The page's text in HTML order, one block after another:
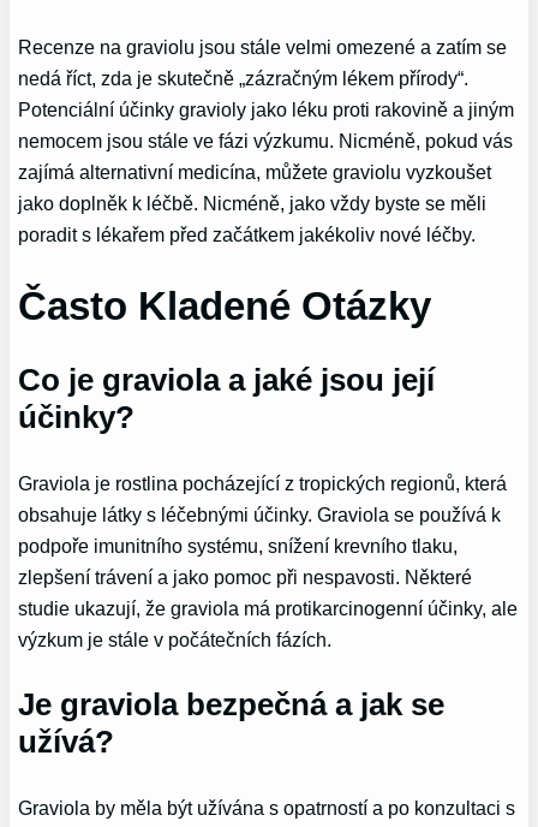
Recenze na graviolu jsou stále velmi omezené a zatím se
nedá říct, zda je skutečně „zázračným lékem přírody“.
Potenciální účinky gravioly jako léku proti rakovině a jiným
nemocem jsou stále ve fázi výzkumu. Nicméně, pokud vás
zajímá alternativní medicína, můžete graviolu vyzkoušet
jako doplněk k léčbě. Nicméně, jako vždy byste se měli
poradit s lékařem před začátkem jakékoliv nové léčby.
Často Kladené Otázky
Co je graviola a jaké jsou její
účinky?
Graviola je rostlina pocházející z tropických regionů, která
obsahuje látky s léčebnými účinky. Graviola se používá k
podpoře imunitního systému, snížení krevního tlaku,
zlepšení trávení a jako pomoc při nespavosti. Některé
studie ukazují, že graviola má protikarcinogenní účinky, ale
výzkum je stále v počátečních fázích.
Je graviola bezpečná a jak se
užívá?
Graviola by měla být užívána s opatrností a po konzultaci s